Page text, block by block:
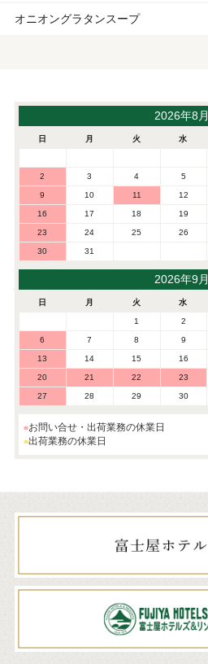
オニオングラタンスープ
2026年8月
日 月 火 水
2 3 4 5
9 10 11 12
16 17 18 19
23 24 25 26
30 31
2026年9月
日 月 火 水
1 2
6 7 8 9
13 14 15 16
20 21 22 23
27 28 29 30
お問い合せ・出荷業務の休業日
出荷業務の休業日